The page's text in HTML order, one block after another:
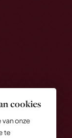
cookies
onze
te